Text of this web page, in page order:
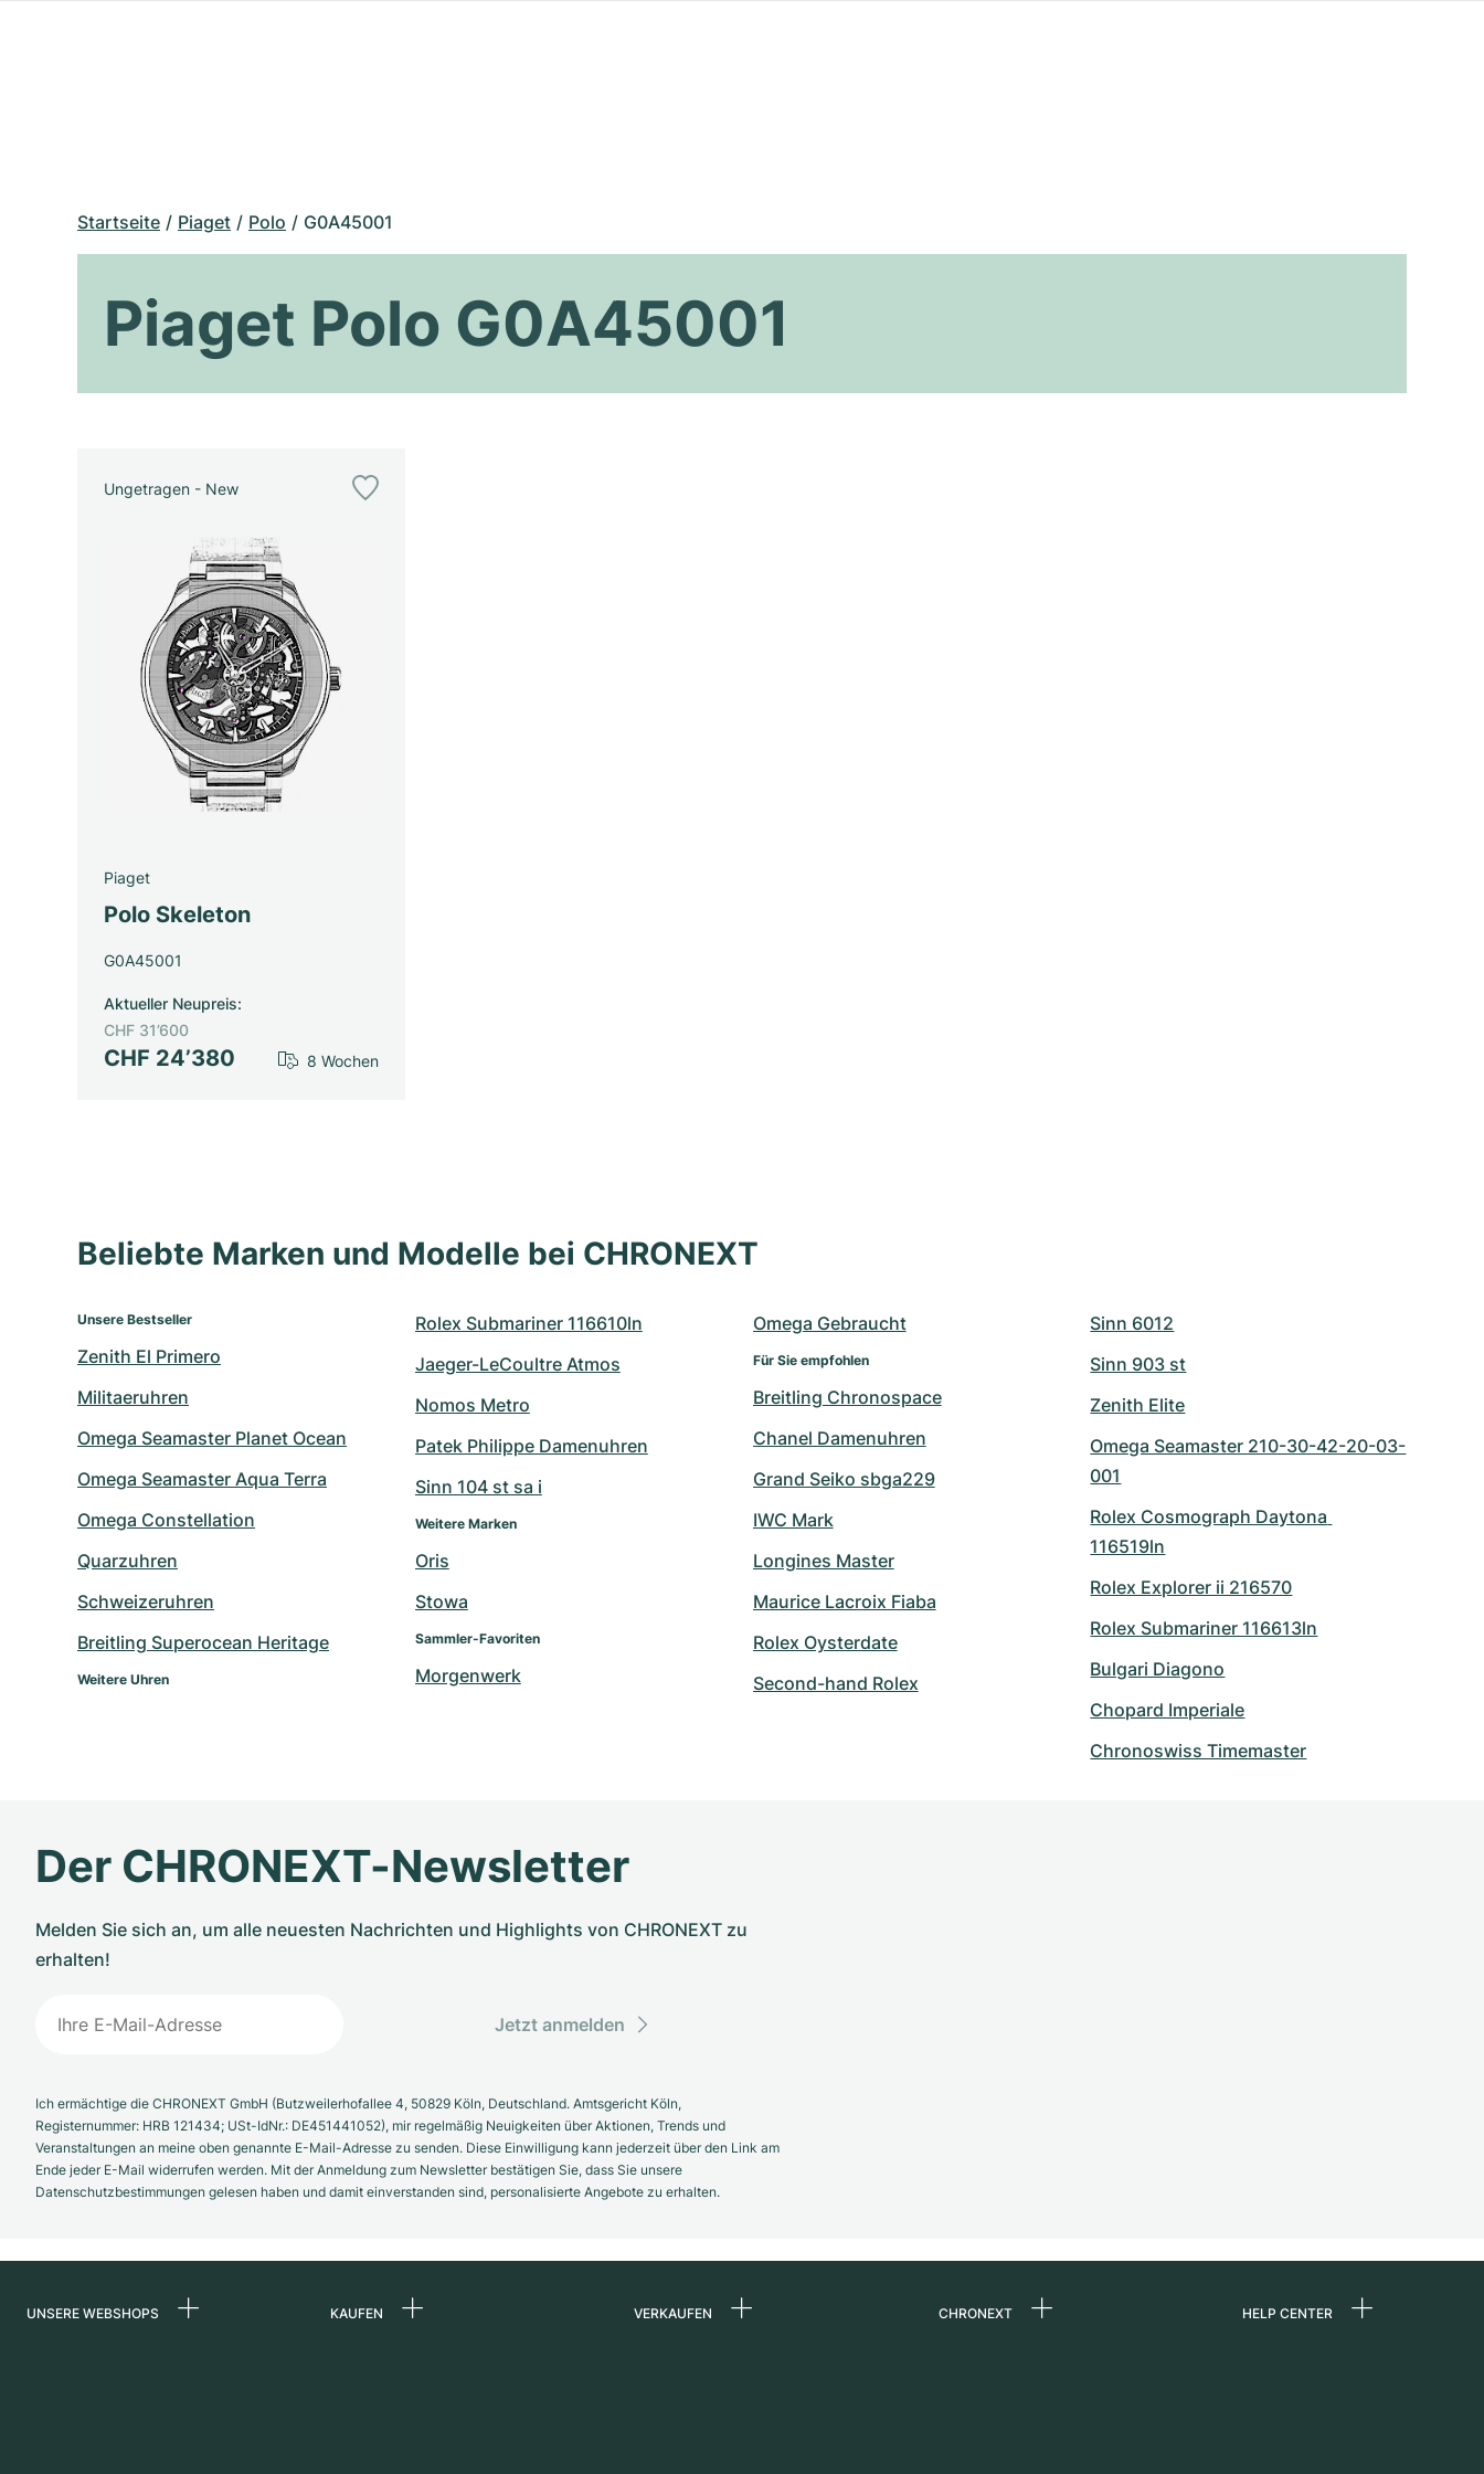
Startseite Piaget Polo G0A45001
Piaget Polo G0A45001
Ungetragen - New
Piaget
Polo Skeleton
G0A45001
CHF 24’380
Aktueller Neupreis:
CHF 31’600
8 Wochen
Beliebte Marken und Modelle bei CHRONEXT
Unsere Bestseller
Zenith El Primero
Militaeruhren
Omega Seamaster Planet Ocean
Omega Seamaster Aqua Terra
Omega Constellation
Quarzuhren
Schweizeruhren
Breitling Superocean Heritage
Weitere Uhren
Rolex Submariner 116610ln
Jaeger-LeCoultre Atmos
Nomos Metro
Patek Philippe Damenuhren
Sinn 104 st sa i
Weitere Marken
Oris
Stowa
Sammler-Favoriten
Morgenwerk
Omega Gebraucht
Für Sie empfohlen
Breitling Chronospace
Chanel Damenuhren
Grand Seiko sbga229
IWC Mark
Longines Master
Maurice Lacroix Fiaba
Rolex Oysterdate
Second-hand Rolex
Sinn 6012
Sinn 903 st
Zenith Elite
Omega Seamaster 210-30-42-20-03-
001
Rolex Cosmograph Daytona
116519ln
Rolex Explorer ii 216570
Rolex Submariner 116613ln
Bulgari Diagono
Chopard Imperiale
Chronoswiss Timemaster
Der CHRONEXT-Newsletter
Melden Sie sich an, um alle neuesten Nachrichten und Highlights von CHRONEXT zu
erhalten!
Jetzt anmelden
Ich ermächtige die CHRONEXT GmbH (Butzweilerhofallee 4, 50829 Köln, Deutschland. Amtsgericht Köln,
Registernummer: HRB 121434; USt-IdNr.: DE451441052), mir regelmäßig Neuigkeiten über Aktionen, Trends und
Veranstaltungen an meine oben genannte E-Mail-Adresse zu senden. Diese Einwilligung kann jederzeit über den Link am
Ende jeder E-Mail widerrufen werden. Mit der Anmeldung zum Newsletter bestätigen Sie, dass Sie unsere
Datenschutzbestimmungen gelesen haben und damit einverstanden sind, personalisierte Angebote zu erhalten.
UNSERE WEBSHOPS KAUFEN VERKAUFEN CHRONEXT HELP CENTER